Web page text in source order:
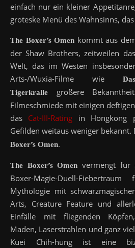
einfach nur ein kleiner
groteske Menü des Wahnsinns,
The Boxer’s Omen kommt aus
der Shaw Brothers, zeitweilen
Welt, das im Westen
Arts-/Wuxia-Filme wie
Tigerkralle
größere
Filmeschmiede mit einigen
das Cat-III-Rating in Hongkong
Gefilden weitaus weniger bekannt.
Boxer’s Omen.
The Boxer’s Omen vermengt für
Boxer-Magie-Duell-
Mythologie mit
Arts, Creature Feature und
Einfälle mit fliegenden Köpfen,
Maden, Laserstrahlen und ganz
Kuei Chih-hung ist eine